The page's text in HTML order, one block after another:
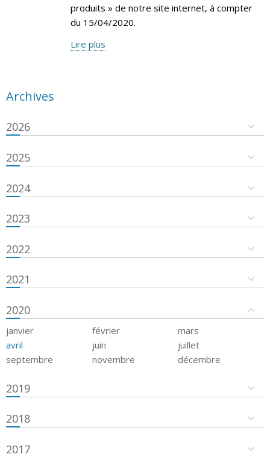
produits » de notre site internet, à compter
du 15/04/2020.
Lire plus
Archives
2026
2025
2024
2023
2022
2021
2020
janvier février
mars
avril
juin
juillet
septembre
novembre décembre
2019
2018
2017